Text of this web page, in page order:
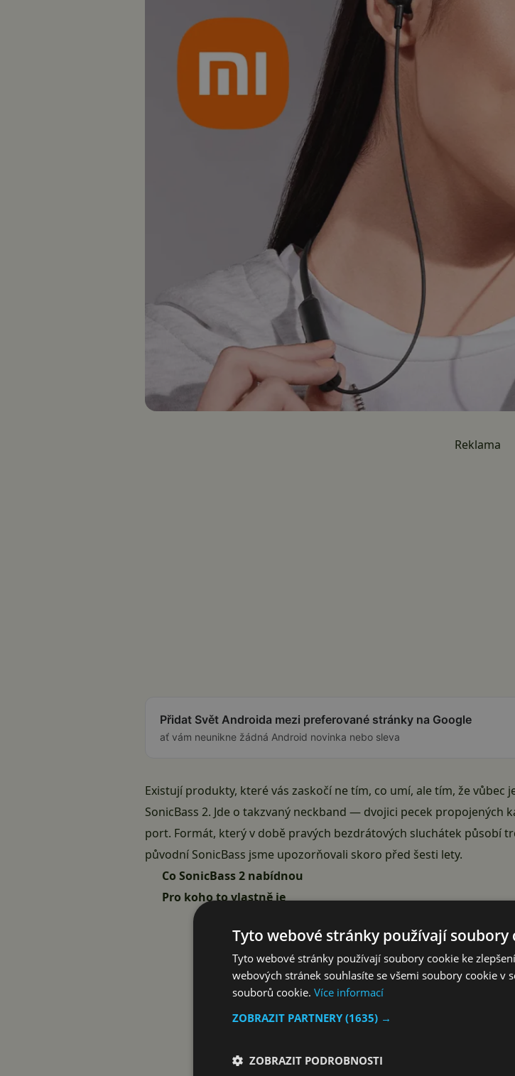
Reklama
Přidat Svět Androida mezi preferované stránky na Google
ať vám neunikne žádná Android novinka nebo sleva
Existují produkty, které vás zaskočí ne tím, co umí, ale tím, že vůbec
SonicBass 2. Jde o takzvaný neckband — dvojici pecek
port. Formát, který v době pravých bezdrátových sluchátek působí
původní SonicBass jsme upozorňovali skoro před šesti lety.
Co SonicBass 2 nabídnou
Pro koho to vlastně je
Reklama
Tyto webové stránky používají soubory
Tyto webové stránky používají soubory cookie ke
webových stránek souhlasíte se všemi soubory cookie v
souborů cookie. Více informací
ZOBRAZIT PARTNERY(1635) →
ZOBRAZIT PODROBNOSTI